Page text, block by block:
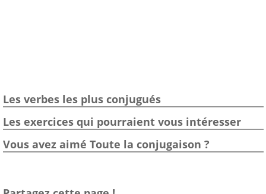
Les verbes les plus conjugués
Les exercices qui pourraient vous intéresser
Vous avez aimé Toute la conjugaison ?